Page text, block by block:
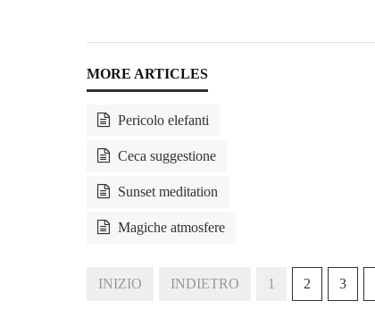
Pericolo elefanti
Ceca suggestione
Sunset meditation
Magiche atmosfere
INIZIO INDIETRO 1 2 3